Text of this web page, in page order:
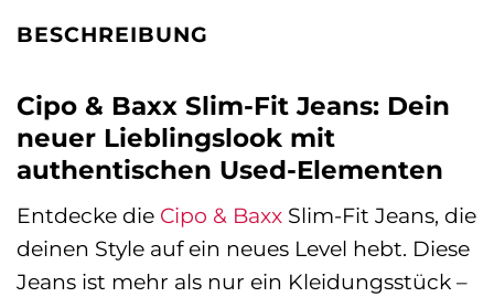
BESCHREIBUNG
Cipo & Baxx Slim-Fit Jeans: Dein
neuer Lieblingslook mit
authentischen Used-Elementen
Entdecke die Cipo & Baxx Slim-Fit Jeans, die
deinen Style auf ein neues Level hebt. Diese
Jeans ist mehr als nur ein Kleidungsstück –